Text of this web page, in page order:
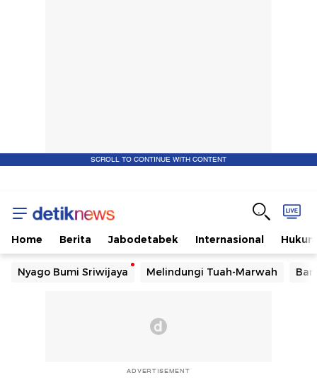
SCROLL TO CONTINUE WITH CONTENT
Home Berita Jabodetabek Internasional Hukum
Nyago Bumi Sriwijaya Melindungi Tuah-Marwah
ADVERTISEMENT